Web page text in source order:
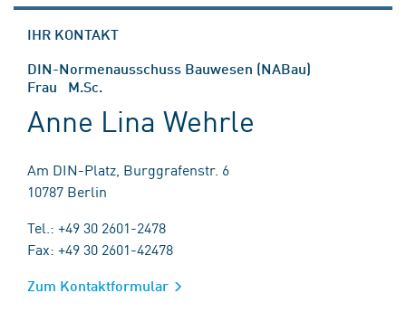
IHR KONTAKT
DIN-Normenausschuss Bauwesen (NABau)
Frau M.Sc.
Anne Lina Wehrle
Am DIN-Platz, Burggrafenstr. 6
10787 Berlin
Tel.: +49 30 2601-2478
Fax: +49 30 2601-42478
Zum Kontaktformular